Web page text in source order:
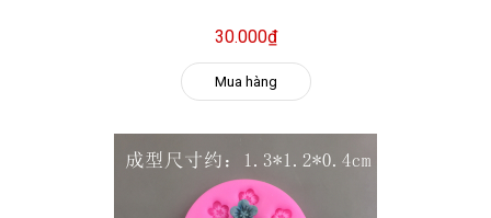
30.000₫
Mua hàng